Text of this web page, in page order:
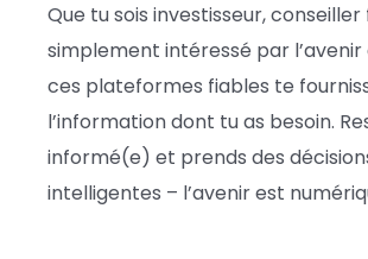
Que tu sois investisseur,
simplement intéressé par l’avenir
ces plateformes fiables te
l’information dont tu as besoin.
informé(e) et prends des
intelligentes – l’avenir est